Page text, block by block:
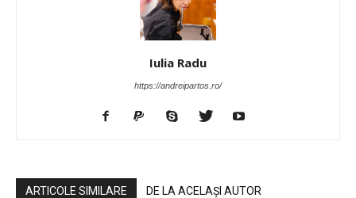
Iulia Radu
https://andreipartos.ro/
ARTICOLE SIMILARE DE LA ACELAȘI AUTOR